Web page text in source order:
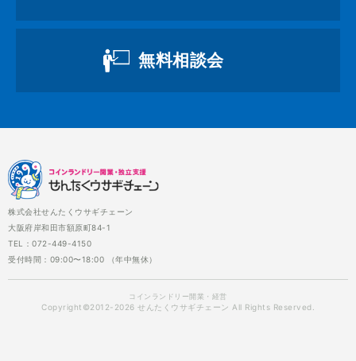
無料相談会
株式会社せんたくウサギチェーン
大阪府岸和田市額原町84-1
TEL：072-449-4150
受付時間：09:00〜18:00 （年中無休）
コインランドリー開業・経営
Copyright©2012-2026 せんたくウサギチェーン All Rights Reserved.